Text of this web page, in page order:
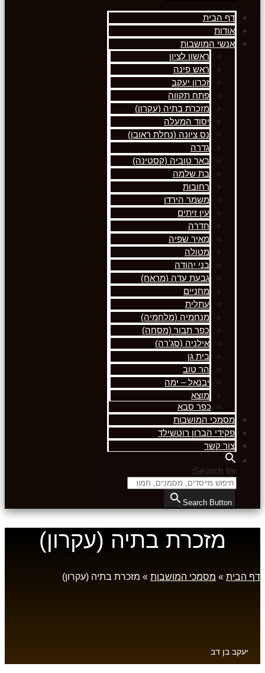
דף הבית
אודות
אנשי המושבות
ראשון לציון
ראש פינה
זכרון יעקב
פתח תקווה
מזכרת בתיה (עקרון)
יסוד המעלה
נס ציונה (נחלת ראובן)
גדרה
באר טוביה (קסטינה)
בת שלמה
רחובות
משמר הירדן
עין זיתים
חדרה
מאיר שפיה
מטולה
בני יהודה
גבעת עדה (מראח)
מחניים
עתלית
מנחמיה (מלחמיה)
כפר תבור (מסחה)
אילניה (סג'רה)
בית גן
הר טוב
יבנאל – ימה
מוצא
כפר סבא
מסמכי המושבות
פקידי הברון רוטשילד
צור קשר
Search for:
Search Button
מזכרת בתיה (עקרון)
דף הבית » מסמכי המושבות » מזכרת בתיה (עקרון)
יעקב בן דב